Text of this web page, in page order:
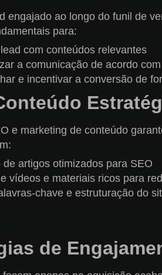
engajado ao longo do funil de
para:
com conteúdos relevantes
a comunicação de acordo
e incentivar a conversão de
e marketing de conteúdo
de artigos otimizados para SEO
vídeos e materiais ricos para
chave e estruturação do
de